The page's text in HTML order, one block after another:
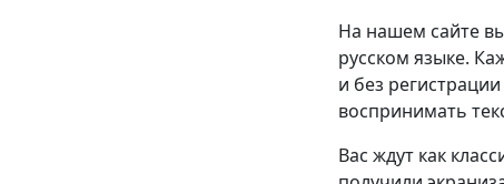
На нашем сайте
русском языке.
и без
воспринимать
Вас ждут как